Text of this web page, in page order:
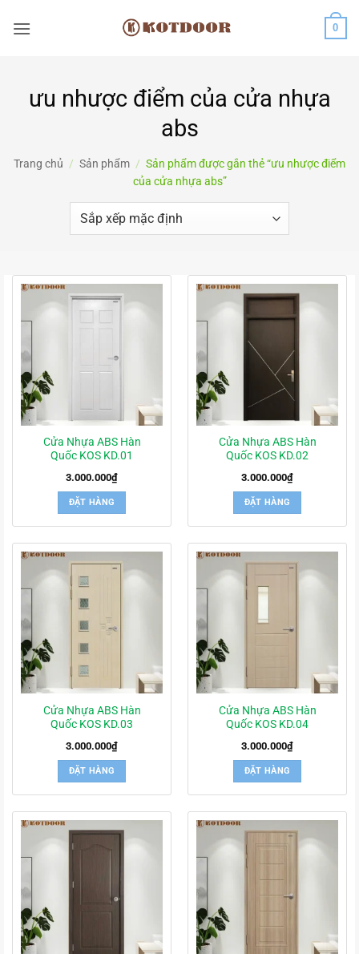
qua
0
ưu nhược điểm của cửa nhựa
abs
Trang chủ / Sản phẩm / Sản phẩm được gắn thẻ “ưu nhược điểm
của cửa nhựa abs”
Cửa Nhựa ABS Hàn
Quốc KOS KD.01
3.000.000₫
ĐẶT HÀNG
Cửa Nhựa ABS Hàn
Quốc KOS KD.02
3.000.000₫
ĐẶT HÀNG
Cửa Nhựa ABS Hàn
Quốc KOS KD.03
3.000.000₫
ĐẶT HÀNG
Cửa Nhựa ABS Hàn
Quốc KOS KD.04
3.000.000₫
ĐẶT HÀNG